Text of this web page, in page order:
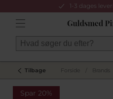
1-3 dages
Tilbage Forside Brands
Spar 20%